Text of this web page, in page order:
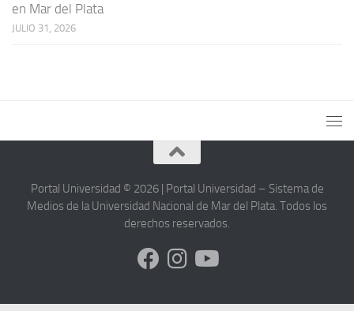
en Mar del Plata
JULIO 31, 2026
Portal Universidad © 2026 | Portal Universidad – Sistema de
Medios de la Universidad Nacional de Mar del Plata. Todos los
derechos reservados.